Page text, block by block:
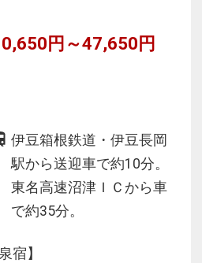
円～47,650円
伊豆箱根鉄道・伊豆長岡
駅から送迎車で約10分。
東名高速沼津ＩＣから車
で約35分。
宿】